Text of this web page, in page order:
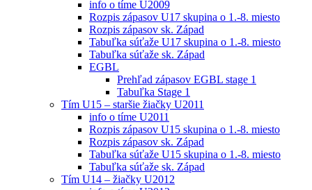
info o tíme U2009
Rozpis zápasov U17 skupina o 1.-8. miesto
Rozpis zápasov sk. Západ
Tabuľka súťaže U17 skupina o 1.-8. miesto
Tabuľka súťaže sk. Západ
EGBL
Prehľad zápasov EGBL stage 1
Tabuľka Stage 1
Tím U15 – staršie žiačky U2011
info o tíme U2011
Rozpis zápasov U15 skupina o 1.-8. miesto
Rozpis zápasov sk. Západ
Tabuľka súťaže U15 skupina o 1.-8. miesto
Tabuľka súťaže sk. Západ
Tím U14 – žiačky U2012